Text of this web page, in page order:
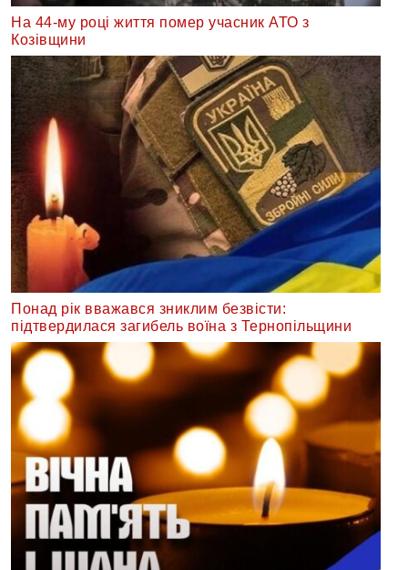
На 44-му році життя помер учасник АТО з
Козівщини
Понад рік вважався зниклим безвісти:
підтвердилася загибель воїна з Тернопільщини